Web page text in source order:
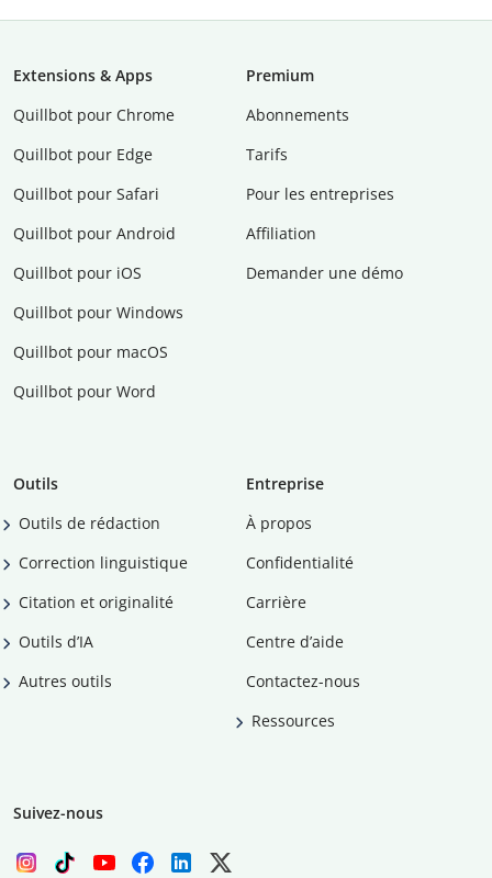
Extensions & Apps
Quillbot pour Chrome
Quillbot pour Edge
Quillbot pour Safari
Quillbot pour Android
Quillbot pour iOS
Quillbot pour Windows
Quillbot pour macOS
Quillbot pour Word
Premium
Abonnements
Tarifs
Pour les entreprises
Affiliation
Demander une démo
Outils
Outils de rédaction
Correction linguistique
Citation et originalité
Outils d’IA
Autres outils
Entreprise
À propos
Confidentialité
Carrière
Centre d’aide
Contactez-nous
Ressources
Suivez-nous